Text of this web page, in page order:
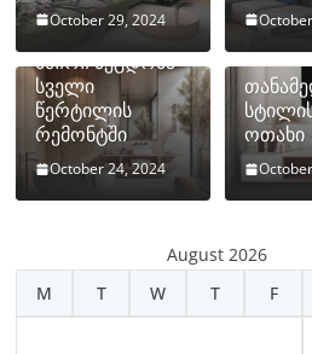
October 29, 2024
ხშირი შეცდომა
სველი
წერტილის
რემონტში
October 24, 2024
ოთახი
August 2026
M
T W T F